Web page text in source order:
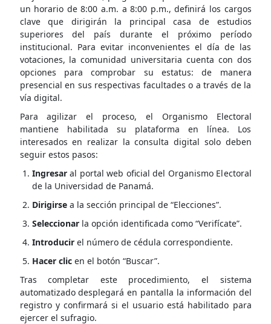
un horario de 8:00 a.m. a 8:00 p.m., definirá los cargos
clave que dirigirán la principal casa de estudios
superiores del país durante el próximo período
institucional. Para evitar inconvenientes el día de las
votaciones, la comunidad universitaria cuenta con dos
opciones para comprobar su estatus: de manera
presencial en sus respectivas facultades o a través de la
vía digital.
Para agilizar el proceso, el Organismo Electoral
mantiene habilitada su plataforma en línea. Los
interesados en realizar la consulta digital solo deben
seguir estos pasos:
Ingresaral portal web oficial del Organismo Electoral
de la Universidad de Panamá.
Dirigirsea la sección principal de “Elecciones”.
Seleccionarla opción identificada como “Verifícate”.
Introducirel número de cédula correspondiente.
Hacer clicen el botón “Buscar”.
Tras completar este procedimiento, el sistema
automatizado desplegará en pantalla la información del
registro y confirmará si el usuario está habilitado para
ejercer el sufragio.